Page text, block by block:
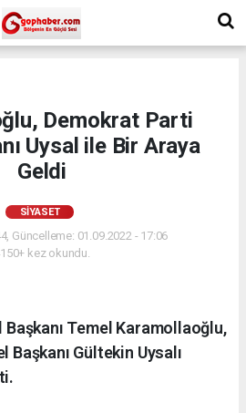
Demokrat Parti
Uysal ile Bir Araya
Geldi
SIYASET
Güncelleme: 01.09.2022 - 17:06
kez okundu.
Temel Karamollaoğlu,
Gültekin Uysalı